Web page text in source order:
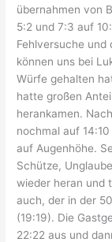
übernahmen von
5:2 und 7:3 auf
Fehlversuche und
können uns bei
Würfe gehalten
hatte großen
herankamen.
nochmal auf
auf Augenhöhe.
Schütze,
wieder heran und
auch, der in der
(19:19). Die
22:22 aus und